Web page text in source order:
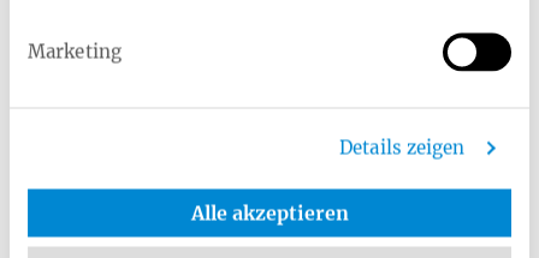
Marketing
Details zeigen
Alle akzeptieren
(ohne Pflegeleistungen)466 neue Widersprüche
eingereicht. Insgesamt konnten497 Verfahren